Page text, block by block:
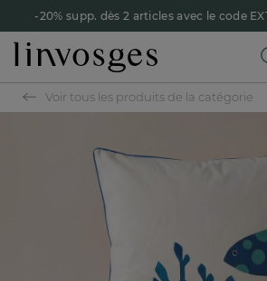
-20% supp. dès 2 articles avec le code
Voir tous les produits de la catégorie